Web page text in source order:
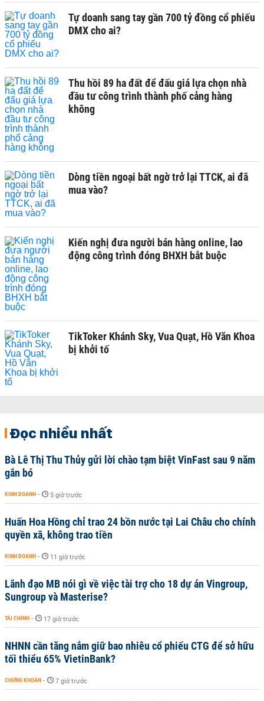
Tự doanh sang tay gần 700 tỷ đồng cổ phiếu
DMX cho ai?
Thu hồi 89 ha đất để đấu giá lựa chọn nhà
đầu tư công trình thành phố cảng hàng
không
Dòng tiền ngoại bất ngờ trở lại TTCK, ai đã
mua vào?
Kiến nghị đưa người bán hàng online, lao
động công trình đóng BHXH bắt buộc
TikToker Khánh Sky, Vua Quạt, Hồ Văn Khoa
bị khởi tố
Đọc nhiều nhất
Bà Lê Thị Thu Thủy gửi lời chào tạm biệt VinFast sau 9 năm
gắn bó
KINH DOANH - 5 giờ trước
Huấn Hoa Hồng chỉ trao 24 bồn nước tại Lai Châu cho chính
quyền xã, không trao tiền
KINH DOANH - 11 giờ trước
Lãnh đạo MB nói gì về việc tài trợ cho 18 dự án Vingroup,
Sungroup và Masterise?
TÀI CHÍNH - 17 giờ trước
NHNN cần tăng nắm giữ bao nhiêu cổ phiếu CTG để sở hữu
tối thiểu 65% VietinBank?
CHỨNG KHOÁN - 7 giờ trước